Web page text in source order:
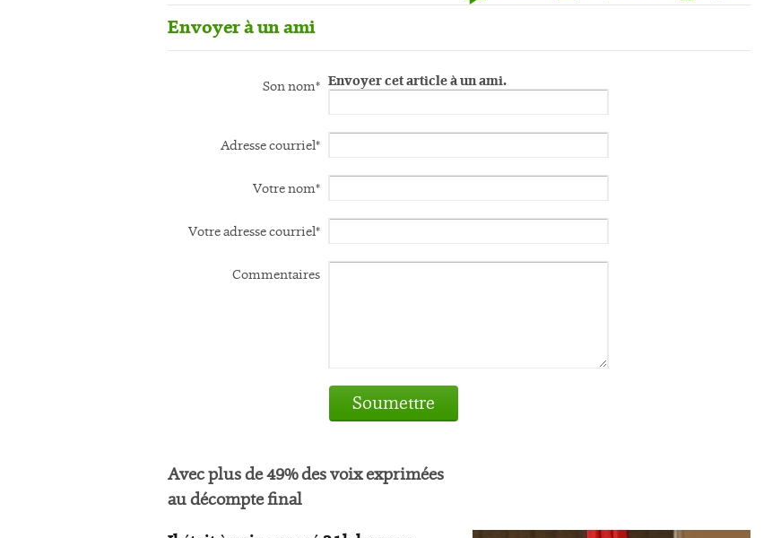
Envoyer à un ami
Envoyer cet article à un ami.
Son nom*
Adresse courriel*
Votre nom*
Votre adresse courriel*
Commentaires
Soumettre
Avec plus de 49% des voix exprimées
au décompte final